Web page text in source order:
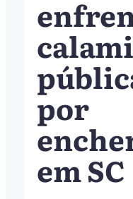
por
em SC